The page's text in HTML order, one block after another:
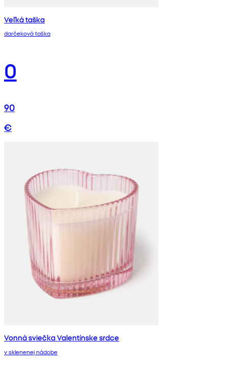
Veľká taška
darčeková taška
0
90
€
Vonná sviečka Valentínske srdce
v sklenenej nádobe